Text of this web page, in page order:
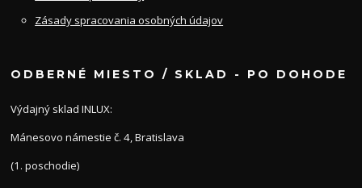
Zásady spracovania osobných údajov
ODBERNÉ MIESTO / SKLAD - PO DOHODE
Výdajný sklad INLUX:
Mánesovo námestie č. 4, Bratislava
(1. poschodie)